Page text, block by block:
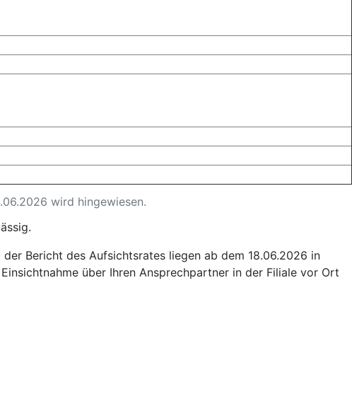
wird hingewiesen.
zulässig.
Bericht des Aufsichtsrates liegen ab dem 18.06.2026 in
über Ihren Ansprechpartner in der Filiale vor Ort